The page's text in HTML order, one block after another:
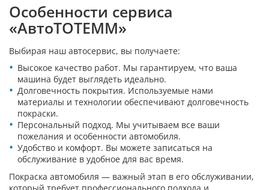
Особенности сервиса
«АвтоТОТЕММ»
Выбирая наш автосервис, вы получаете:
Высокое качество работ. Мы гарантируем, что ваша
машина будет выглядеть идеально.
Долговечность покрытия. Используемые нами
материалы и технологии обеспечивают долговечность
покраски.
Персональный подход. Мы учитываем все ваши
пожелания и особенности автомобиля.
Удобство и комфорт. Вы можете записаться на
обслуживание в удобное для вас время.
Покраска автомобиля — важный этап в его обслуживании,